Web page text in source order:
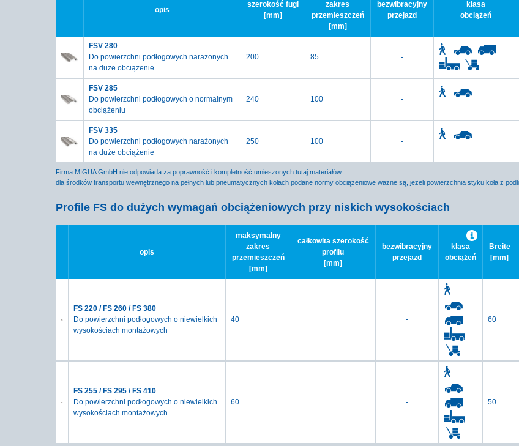
opis
szerokość fugi
[mm]
zakres
przemieszczeń
[mm]
bezwibracyjny
przejazd
klasa
obciążeń
FSV 280
Do powierzchni podłogowych narażonych
na duże obciążenie
200 85 -
FSV 285
Do powierzchni podłogowych o normalnym
obciążeniu
240 100 -
FSV 335
Do powierzchni podłogowych narażonych
na duże obciążenie
250 100 -
Firma MIGUA GmbH nie odpowiada za poprawność i kompletność umieszonych tutaj materiałów.
dla środków transportu wewnętrznego na pełnych lub pneumatycznych kołach podane normy obciążeniowe ważne są, jeżeli powierzchnia styku koła z
Profile FS do dużych wymagań obciążeniowych przy niskich wysokościach
opis
maksymalny
zakres
przemieszczeń
[mm]
całkowita szerokość
profilu
[mm]
bezwibracyjny
przejazd
klasa
obciążeń
Breite
[mm]
FS 220 / FS 260 / FS 380
Do powierzchni podłogowych o niewielkich
wysokościach montażowych
40 - 60
FS 255 / FS 295 / FS 410
Do powierzchni podłogowych o niewielkich
wysokościach montażowych
60 - 50